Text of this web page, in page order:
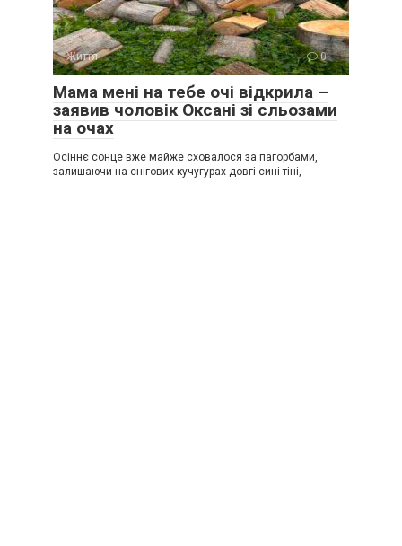
Життя 0
Мама мені на тебе очі відкрила –
заявив чоловік Оксані зі сльозами
на очах
Осіннє сонце вже майже сховалося за пагорбами,
залишаючи на снігових кучугурах довгі сині тіні,